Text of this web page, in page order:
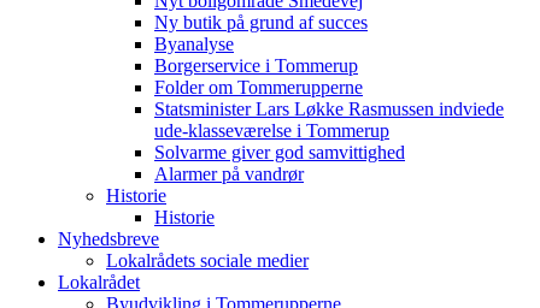
Ny butik på grund af succes
Byanalyse
Borgerservice i Tommerup
Folder om Tommerupperne
Statsminister Lars Løkke Rasmussen indviede
ude-klasseværelse i Tommerup
Solvarme giver god samvittighed
Alarmer på vandrør
Historie
Historie
Nyhedsbreve
Lokalrådets sociale medier
Lokalrådet
Byudvikling i Tommerupperne